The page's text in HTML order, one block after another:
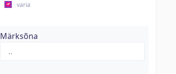
varia
Märksõna